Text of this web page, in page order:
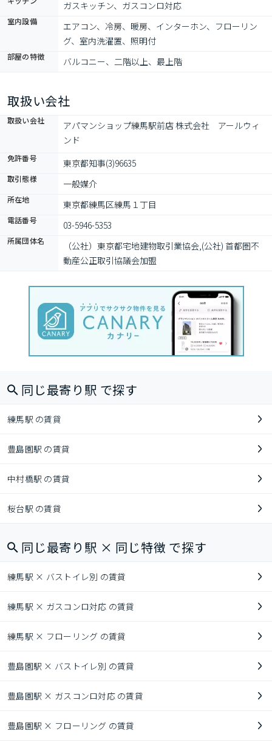
ガスキッチン、ガスコンロ対応
室内設備
エアコン、冷房、暖房、インターホン、フローリン
グ、室内洗濯置、照明付
部屋の特徴 バルコニー、二階以上、最上階
取扱い会社
取扱い会社
アパマンショップ練馬駅前店 株式会社　アールウィ
ンド
免許番号 東京都知事(3)96635
取引態様 一般媒介
所在地 東京都練馬区練馬１丁目
電話番号 03-5946-5353
所属団体名
（公社）東京都宅地建物取引業協会,(公社) 首都圏不
動産公正取引協議会加盟
同じ最寄り駅 で探す
練馬駅 の賃貸
豊島園駅 の賃貸
中村橋駅 の賃貸
桜台駅 の賃貸
同じ最寄り駅 × 同じ特徴 で探す
練馬駅 × バストイレ別 の賃貸
練馬駅 × ガスコンロ対応 の賃貸
練馬駅 × フローリング の賃貸
豊島園駅 × バストイレ別 の賃貸
豊島園駅 × ガスコンロ対応 の賃貸
豊島園駅 × フローリング の賃貸